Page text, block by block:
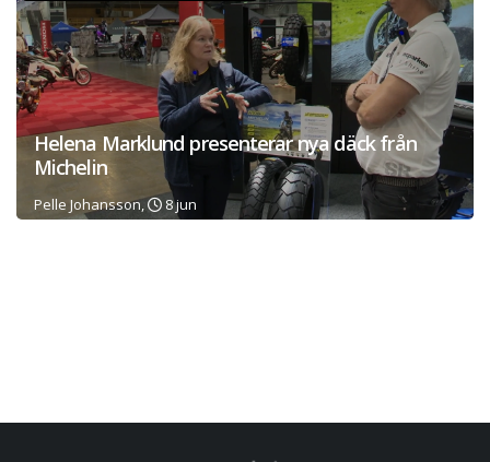
Helena Marklund presenterar nya däck från
Michelin
Pelle Johansson, 8 jun